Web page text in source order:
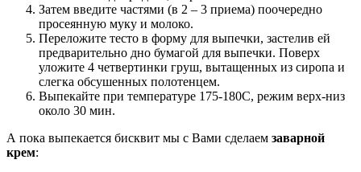
Затем введите частями (в 2 – 3 приема) поочередно
просеянную муку и молоко.
Переложите тесто в форму для выпечки, застелив ей
предварительно дно бумагой для выпечки. Поверх
уложите 4 четвертинки груш, вытащенных из сиропа и
слегка обсушенных полотенцем.
Выпекайте при температуре 175-180С, режим верх-низ
около 30 мин.
А пока выпекается бисквит мы с Вами сделаем заварной
крем: